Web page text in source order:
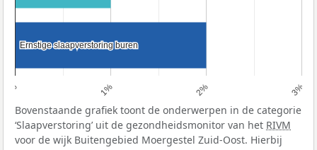
0% 1% 2% 3%
Ernstige slaapverstoring buren
Ernstige slaapverstoring buren
Bovenstaande grafiek toont de onderwerpen in de categorie
‘Slaapverstoring’ uit de gezondheidsmonitor van het RIVM
voor de wijk Buitengebied Moergestel Zuid-Oost. Hierbij